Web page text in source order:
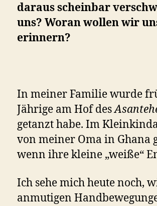
daraus scheinbar
uns? Woran wollen wir
erinnern?
In meiner Familie wurde
Jährige am Hof des
getanzt habe. Im
von meiner Oma in Ghana
wenn ihre kleine „weiße“
Ich sehe mich heute noch,
anmutigen